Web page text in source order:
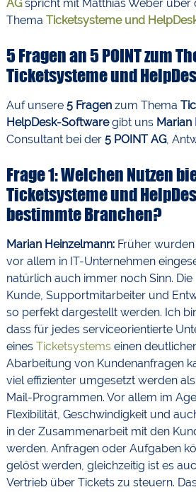
AGspricht mit Matthias Weber über
Thema Ticketsysteme und
5 Fragen an 5 POINT zum
Ticketsysteme und
Auf unsere 5 Fragen zum Thema
HelpDesk-Softwaregibt uns
Consultant bei der 5 POINT AG,
Frage 1: Welchen Nutzen
Ticketsysteme und
bestimmte Branchen?
Marian Heinzelmann: Früher wurden
vor allem in IT-Unternehmen
natürlich auch immer noch Sinn.
Kunde, Supportmitarbeiter und
so perfekt dargestellt werden. Ich
dass für jedes serviceorientierte
eines Ticketsystemseinen
Abarbeitung von Kundenanfragen
viel effizienter umgesetzt werden
Mail-Programmen. Vor allem im
Flexibilität, Geschwindigkeit und
in der Zusammenarbeit mit den
werden. Anfragen oder Aufgaben
gelöst werden, gleichzeitig ist es
Vertrieb über Tickets zu steuern.